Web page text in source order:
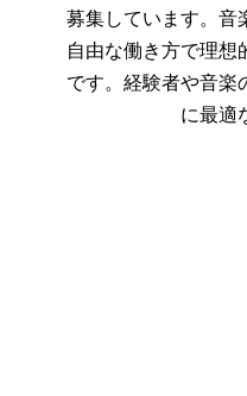
募集しています。音
自由な働き方で理想
です。経験者や音楽
に最適